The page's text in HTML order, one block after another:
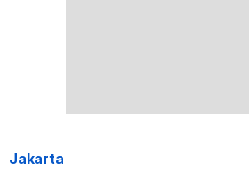
Jakarta